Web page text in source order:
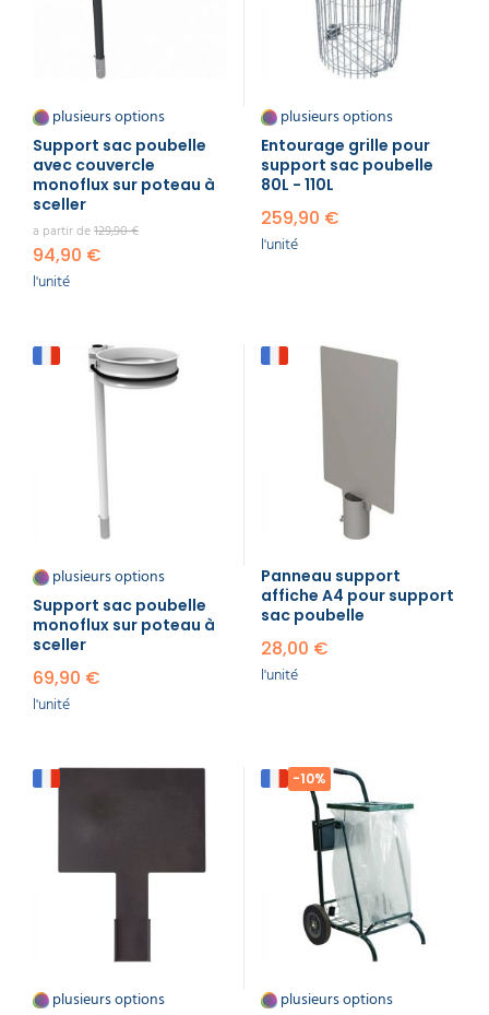
plusieurs options
Support sac poubelle
avec couvercle
monoflux sur poteau à
sceller
a partir de129,90 €
94,90 €
l'unité
plusieurs options
Entourage grille pour
support sac poubelle
80L - 110L
259,90 €
l'unité
plusieurs options
Support sac poubelle
monoflux sur poteau à
sceller
69,90 €
l'unité
Panneau support
affiche A4 pour support
sac poubelle
28,00 €
l'unité
plusieurs options
-10%
plusieurs options